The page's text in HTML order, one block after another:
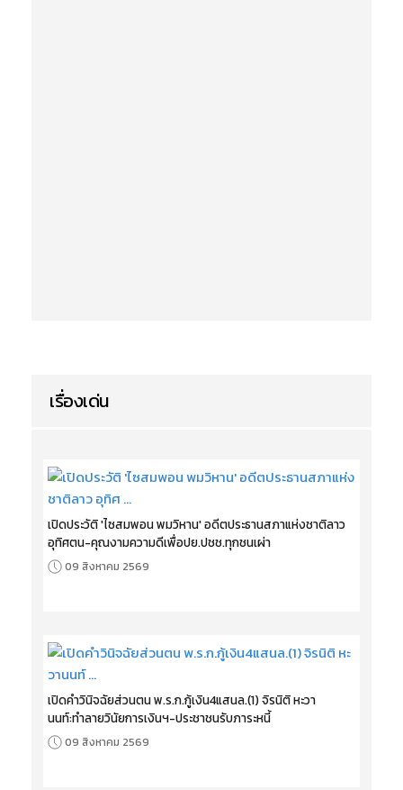
เรื่องเด่น
เปิดประวัติ 'ไซสมพอน พมวิหาน' อดีตประธานสภาแห่งชาติลาว
อุทิศตน-คุณงามความดีเพื่อปย.ปชช.ทุกชนเผ่า
09 สิงหาคม 2569
เปิดคำวินิจฉัยส่วนตน พ.ร.ก.กู้เงิน4แสนล.(1) จิรนิติ หะวา
นนท์:ทำลายวินัยการเงินฯ-ประชาชนรับภาระหนี้
09 สิงหาคม 2569